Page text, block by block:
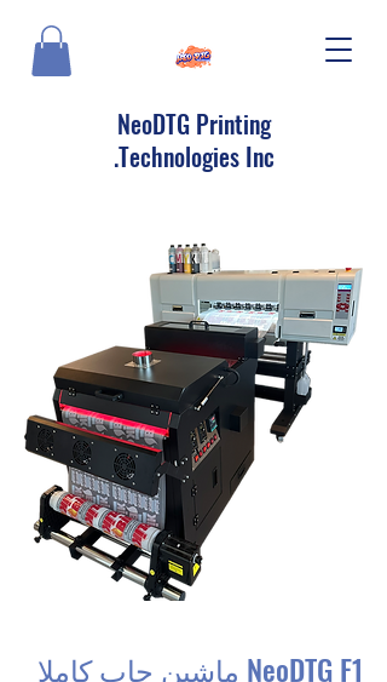
NeoDTG Printing
Technologies Inc.
NeoDTG F1 ماشین چاپ کاملا